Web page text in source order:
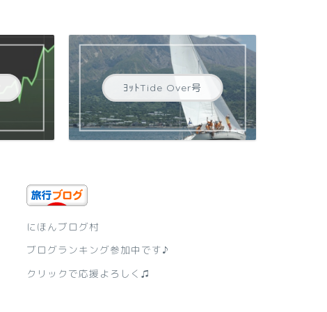
ﾖｯﾄTide Over号
にほんブログ村
ブログランキング参加中です♪
クリックで応援よろしく♫